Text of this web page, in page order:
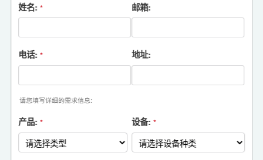
姓名: * 邮箱:
电话: * 地址:
请您填写详细的需求信息:
产品: * 设备: *